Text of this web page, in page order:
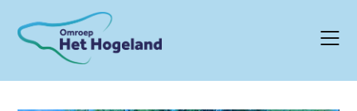
content